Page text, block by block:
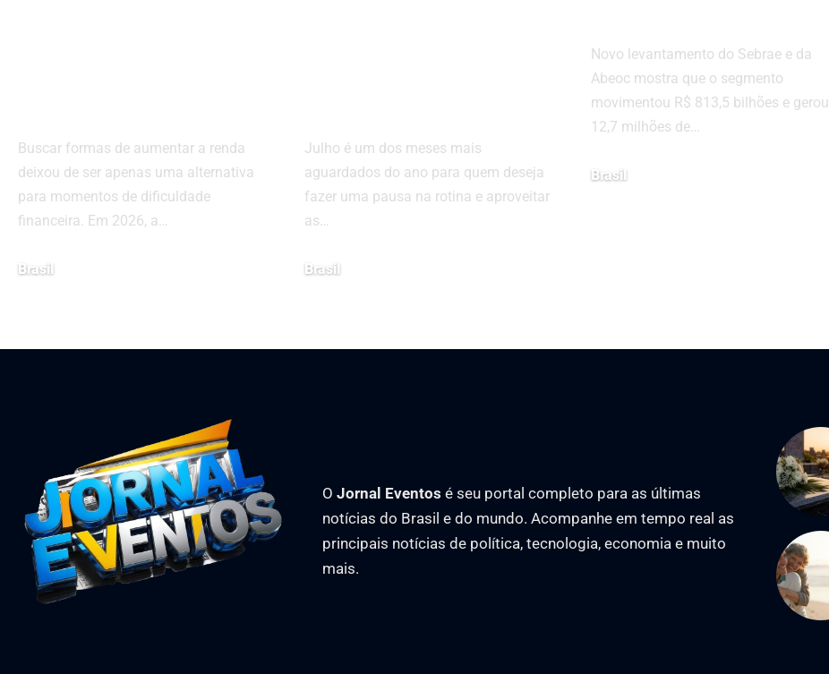
Buscar formas de aumentar a renda
deixou de ser apenas uma alternativa
para momentos de dificuldade
financeira. Em 2026, a…
Brasil
Julho é um dos meses mais
aguardados do ano para quem deseja
fazer uma pausa na rotina e aproveitar
as…
Brasil
Novo levantamento do Sebrae e da
Abeoc mostra que o segmento
movimentou R$ 813,5 bilhões e gerou
12,7 milhões de…
Brasil
O Jornal Eventos é seu portal completo para as últimas
notícias do Brasil e do mundo. Acompanhe em tempo real as
principais notícias de política, tecnologia, economia e muito
mais.